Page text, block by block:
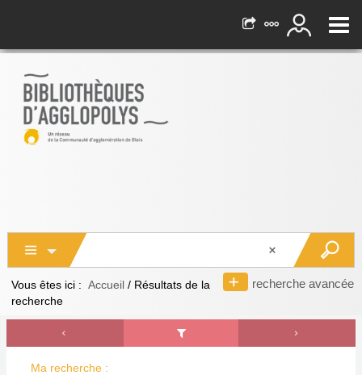
recherche avancée
Vous êtes ici : Accueil / Résultats de la
recherche
Ma recherche :